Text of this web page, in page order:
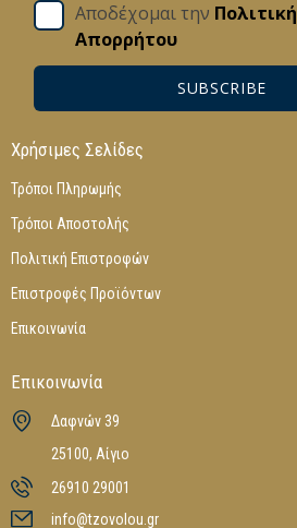
Αποδέχομαι την Πολιτική
Απορρήτου
SUBSCRIBE
Χρήσιμες Σελίδες
Τρόποι Πληρωμής
Τρόποι Αποστολής
Πολιτική Επιστροφών
Επιστροφές Προϊόντων
Επικοινωνία
Επικοινωνία
Δαφνών 39
25100, Αίγιο
26910 29001
info@tzovolou.gr